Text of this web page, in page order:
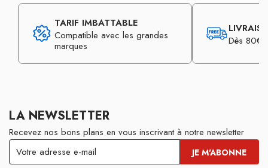
TARIF IMBATTABLE
Compatible avec les grandes
marques
Dès 80€
LA NEWSLETTER
Recevez nos bons plans en vous inscrivant à notre newsletter